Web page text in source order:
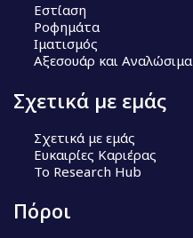
Εστίαση
Ροφημάτα
Ιματισμός
Αξεσουάρ και Αναλώσιμα
Σχετικά με εμάς
Σχετικά με εμάς
Ευκαιρίες Καριέρας
Το Research Hub
Πόροι